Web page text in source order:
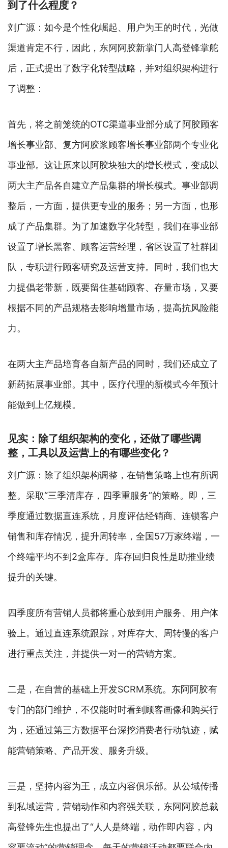
到了什么程度？
刘广源：如今是个性化崛起、用户为王的时代，光做
渠道肯定不行，因此，东阿阿胶新掌门人高登锋掌舵
后，正式提出了数字化转型战略，并对组织架构进行
了调整：
首先，将之前笼统的OTC渠道事业部分成了阿胶顾客
增长事业部、复方阿胶浆顾客增长事业部两个专业化
事业部。这让原来以阿胶块独大的增长模式，变成以
两大主产品各自建立产品集群的增长模式。事业部调
整后，一方面，提供更专业的服务；另一方面，也形
成了产品集群。为了加速数字化转型，我们在事业部
设置了增长黑客、顾客运营经理，省区设置了社群团
队，专职进行顾客研究及运营支持。同时，我们也大
力提倡老带新，既要留住基础顾客、存量市场，又要
根据不同的产品规格去影响增量市场，提高抗风险能
力。
在两大主产品培育各自新产品的同时，我们还成立了
新药拓展事业部。其中，医疗代理的新模式今年预计
能做到上亿规模。
见实：除了组织架构的变化，还做了哪些调
整，工具以及运营上的有哪些变化？
刘广源：除了组织架构调整，在销售策略上也有所调
整。采取“三季清库存，四季重服务”的策略。即，三
季度通过数据直连系统，月度评估经销商、连锁客户
销售和库存情况，提升周转率，全国57万家终端，一
个终端平均不到2盒库存。库存回归良性是助推业绩
提升的关键。
四季度所有营销人员都将重心放到用户服务、用户体
验上。通过直连系统跟踪，对库存大、周转慢的客户
进行重点关注，并提供一对一的营销方案。
二是，在自营的基础上开发SCRM系统。东阿阿胶有
专门的部门维护，不仅能时时看到顾客画像和购买行
为，还通过第三方数据平台深挖消费者行动轨迹，赋
能营销策略、产品开发、服务升级。
三是，坚持内容为王，成立内容俱乐部。从公域传播
到私域运营，营销动作和内容强关联，东阿阿胶总裁
高登锋先生也提出了“人人是终端，动作即内容，内